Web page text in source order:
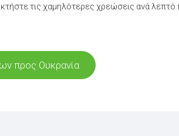
τις χαμηλότερες χρεώσεις ανά λεπτό
προς Ουκρανία